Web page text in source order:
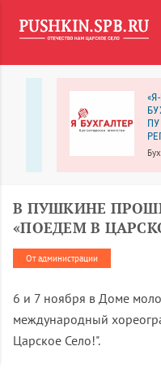
В ПУШКИНЕ
«ПОЕДЕМ В
От администрации
6 и 7 ноября в Доме
международный
Царское Село!".